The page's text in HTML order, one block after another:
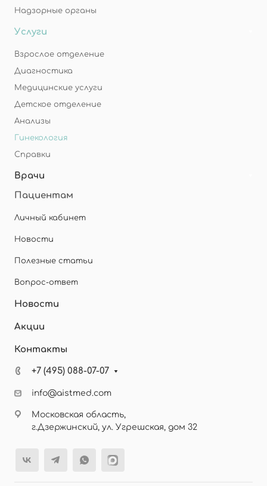
Надзорные органы
Услуги
Взрослое отделение
Диагностика
Медицинские услуги
Детское отделение
Анализы
Гинекология
Справки
Врачи
Пациентам
Личный кабинет
Новости
Полезные статьи
Вопрос-ответ
Новости
Акции
Контакты
+7 (495) 088-07-07
info@aistmed.com
Московская область,
г.Дзержинский, ул. Угрешская, дом 32